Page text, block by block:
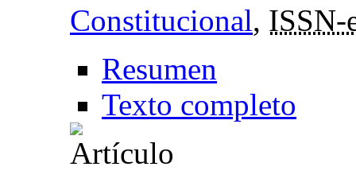
Constitucional, ISSN-
Resumen
Texto completo